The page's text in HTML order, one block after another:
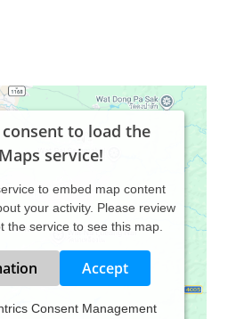
to load the
service!
to embed map content
your activity. Please review
the service to see this map.
Accept
Consent Management